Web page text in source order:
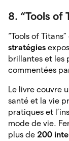
8. “Tools of
“Tools of
stratégies
brillantes et les
commentées
Le livre couvre
santé et la vie
pratiques et
mode de vie.
plus de 200